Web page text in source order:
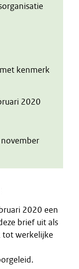
kenmerk
2020
2020 een
brief uit als
tot werkelijke